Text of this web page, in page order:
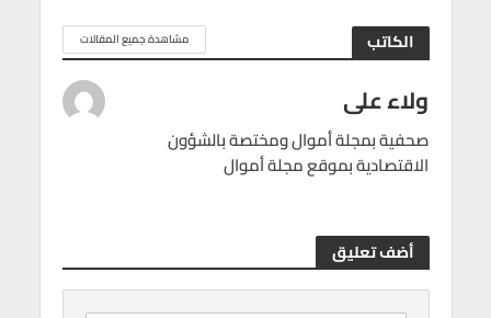
الكاتب مشاهدة جميع المقالات
ولاء على
صحفية بمجلة أموال ومختصة بالشؤون
الاقتصادية بموقع مجلة أموال
أضف تعليق